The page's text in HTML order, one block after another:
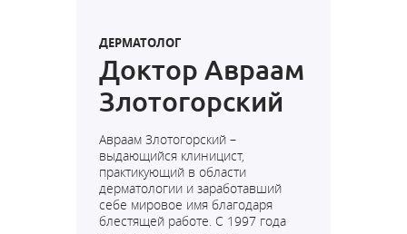
ДЕРМАТОЛОГ
Доктор Авраам
Злотогорский
Авраам Злотогорский –
выдающийся клиницист,
практикующий в области
дерматологии и заработавший
себе мировое имя благодаря
блестящей работе. С 1997 года